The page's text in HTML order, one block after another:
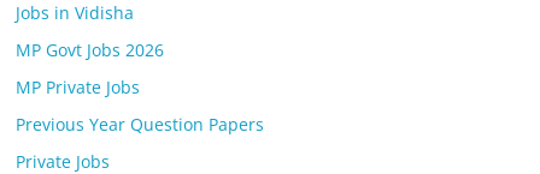
Jobs in Vidisha
MP Govt Jobs 2026
MP Private Jobs
Previous Year Question Papers
Private Jobs